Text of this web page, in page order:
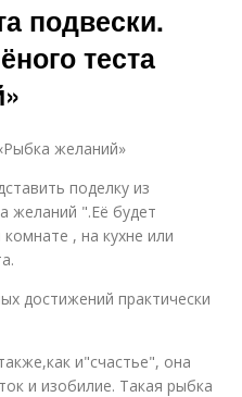
подвески.
теста
желаний»
поделку из
желаний ".Её будет
, на кухне или
достижений практически
и"счастье", она
и изобилие. Такая рыбка